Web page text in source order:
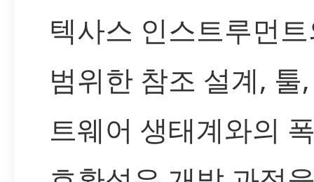
텍사스 인스트루먼
범위한 참조 설계, 툴
트웨어 생태계와의